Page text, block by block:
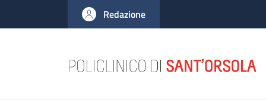
al contenuto principale
to footer content
Redazione